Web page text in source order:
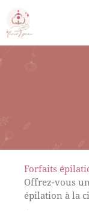
Forfaits
Offrez-vous
épilation à la